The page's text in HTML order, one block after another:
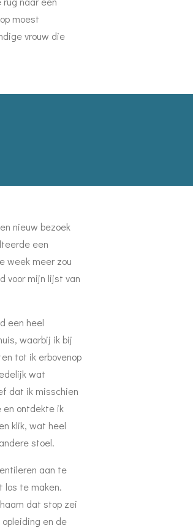
moest
vrouw die
nieuw bezoek
een
week meer zou
voor mijn lijst van
een heel
waarbij ik bij
tot ik erbovenop
wat
dat ik misschien
en ontdekte ik
klik, wat heel
stoel.
aan te
los te maken.
dat stop zei
en de